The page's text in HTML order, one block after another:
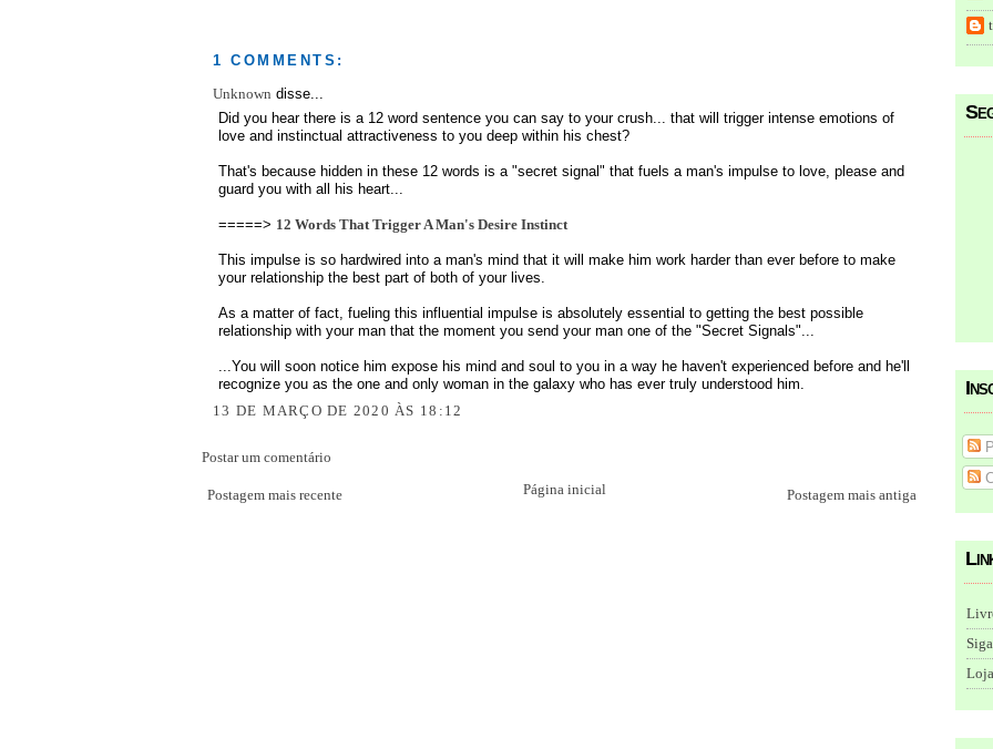
1 COMMENTS:
Unknown disse...
Did you hear there is a 12 word sentence you can say to your crush... that will trigger intense emotions of
love and instinctual attractiveness to you deep within his chest?
That's because hidden in these 12 words is a "secret signal" that fuels a man's impulse to love, please and
guard you with all his heart...
=====> 12 Words That Trigger A Man's Desire Instinct
This impulse is so hardwired into a man's mind that it will make him work harder than ever before to make
your relationship the best part of both of your lives.
As a matter of fact, fueling this influential impulse is absolutely essential to getting the best possible
relationship with your man that the moment you send your man one of the "Secret Signals"...
...You will soon notice him expose his mind and soul to you in a way he haven't experienced before and he'll
recognize you as the one and only woman in the galaxy who has ever truly understood him.
13 DE MARÇO DE 2020 ÀS 18:12
Postar um comentário
Postagem mais recente Postagem mais antiga
Página inicial